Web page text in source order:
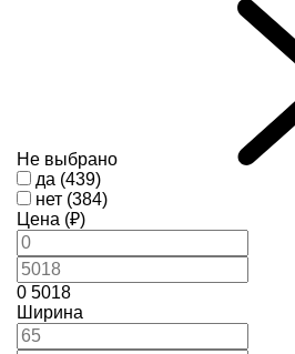
Не выбрано
да (439)
нет (384)
Цена (₽)
0 5018
Ширина